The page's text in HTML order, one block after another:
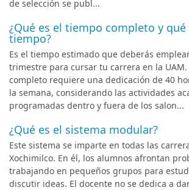
de selección se publ...
¿Qué es el tiempo completo y
tiempo?
Es el tiempo estimado que deberás
trimestre para cursar tu carrera en la
completo requiere una dedicación de 40
la semana, considerando las actividades
programadas dentro y fuera de los salon...
¿Qué es el sistema modular?
Este sistema se imparte en todas las
Xochimilco. En él, los alumnos afrontan
trabajando en pequeños grupos para
discutir ideas. El docente no se dedica a